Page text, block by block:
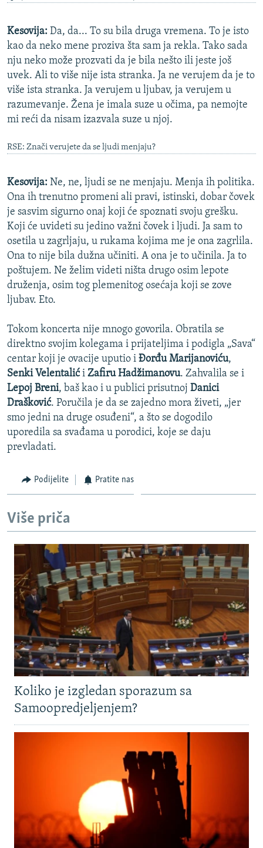
Kesovija: Da, da... To su bila druga vremena. To je isto
kao da neko mene proziva šta sam ja rekla. Tako sada
nju neko može prozvati da je bila nešto ili jeste još
uvek. Ali to više nije ista stranka. Ja ne verujem da je to
više ista stranka. Ja verujem u ljubav, ja verujem u
razumevanje. Žena je imala suze u očima, pa nemojte
mi reći da nisam izazvala suze u njoj.
RSE: Znači verujete da se ljudi menjaju?
Kesovija: Ne, ne, ljudi se ne menjaju. Menja ih politika.
Ona ih trenutno promeni ali pravi, istinski, dobar čovek
je sasvim sigurno onaj koji će spoznati svoju grešku.
Koji će uvideti su jedino važni čovek i ljudi. Ja sam to
osetila u zagrljaju, u rukama kojima me je ona zagrlila.
Ona to nije bila dužna učiniti. A ona je to učinila. Ja to
poštujem. Ne želim videti ništa drugo osim lepote
druženja, osim tog plemenitog osećaja koji se zove
ljubav. Eto.
Tokom koncerta nije mnogo govorila. Obratila se
direktno svojim kolegama i prijateljima i podigla „Sava“
centar koji je ovacije uputio i Đorđu Marijanoviću,
Senki Velentalići Zafiru Hadžimanovu. Zahvalila se i
Lepoj Breni, baš kao i u publici prisutnoj Danici
Drašković. Poručila je da se zajedno mora živeti, „jer
smo jedni na druge osuđeni“, a što se dogodilo
uporedila sa svađama u porodici, koje se daju
prevladati.
Podijelite Pratite nas
Više priča
Koliko je izgledan sporazum sa
Samoopredjeljenjem?